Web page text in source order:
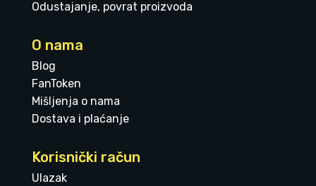
Odustajanje, povrat proizvoda
O nama
Blog
FanToken
Mišljenja o nama
Dostava i plaćanje
Korisnički račun
Ulazak